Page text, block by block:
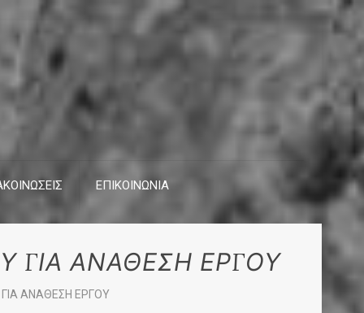
ΕΠΙΚΟΙΝΩΝΙΑ
ΓΙΑ ΑΝΑΘΕΣΗ ΕΡΓΟΥ
ΑΝΑΘΕΣΗ ΕΡΓΟΥ